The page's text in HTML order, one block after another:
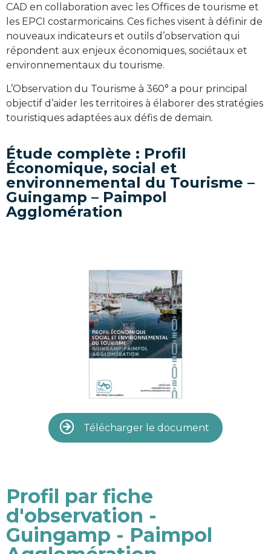
CAD en collaboration avec les Offices de tourisme et
les EPCI costarmoricains. Ces fiches visent à définir de
nouveaux indicateurs et outils d’observation qui
répondent aux enjeux économiques, sociétaux et
environnementaux du tourisme.
L’Observation du Tourisme à 360° a pour principal
objectif d’aider les territoires à élaborer des stratégies
touristiques adaptées aux défis de demain.
Étude complète : Profil
Économique, social et
environnemental du Tourisme –
Guingamp – Paimpol
Agglomération
Télécharger le document
Profil par fiche
d'observation -
Guingamp - Paimpol